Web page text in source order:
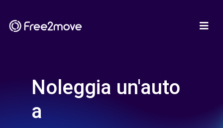
Noleggia un'auto
a